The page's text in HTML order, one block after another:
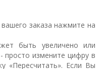
заказа нажмите на
быть увеличено или
измените цифру в
«Пересчитать». Если Вы